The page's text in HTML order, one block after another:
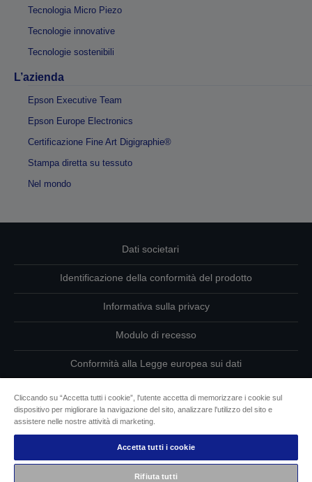
Tecnologia Micro Piezo
Tecnologie innovative
Tecnologie sostenibili
L’azienda
Epson Executive Team
Epson Europe Electronics
Certificazione Fine Art Digigraphie®
Stampa diretta su tessuto
Nel mondo
Dati societari
Identificazione della conformità del prodotto
Informativa sulla privacy
Modulo di recesso
Conformità alla Legge europea sui dati
Informazioni sui cookie
L’impegno di Epson per l’accessibilità
Cliccando su “Accetta tutti i cookie”, l'utente accetta di memorizzare i cookie sul
dispositivo per migliorare la navigazione del sito, analizzare l'utilizzo del sito e
assistere nelle nostre attività di marketing.
Accetta tutti i cookie
Rifiuta tutti